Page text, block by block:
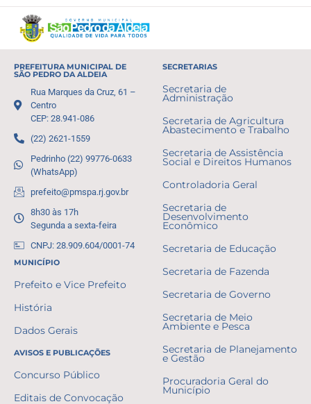
PREFEITURA MUNICIPAL DE
SÃO PEDRO DA ALDEIA
Rua Marques da Cruz, 61 –
Centro
CEP: 28.941-086
(22) 2621-1559
Pedrinho (22) 99776-0633
(WhatsApp)
prefeito@pmspa.rj.gov.br
8h30 às 17h
Segunda a sexta-feira
CNPJ: 28.909.604/0001-74
MUNICÍPIO
Prefeito e Vice Prefeito
História
Dados Gerais
AVISOS E PUBLICAÇÕES
Concurso Público
Editais de Convocação
SECRETARIAS
Secretaria de
Administração
Secretaria de Agricultura
Abastecimento e Trabalho
Secretaria de Assistência
Social e Direitos Humanos
Controladoria Geral
Secretaria de
Desenvolvimento
Econômico
Secretaria de Educação
Secretaria de Fazenda
Secretaria de Governo
Secretaria de Meio
Ambiente e Pesca
Secretaria de Planejamento
e Gestão
Procuradoria Geral do
Município